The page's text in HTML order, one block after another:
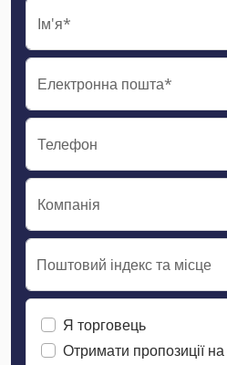
Ім'я*
Електронна пошта*
Телефон
Компанія
Поштовий індекс та місце
Я торговець
Отримати пропозиції